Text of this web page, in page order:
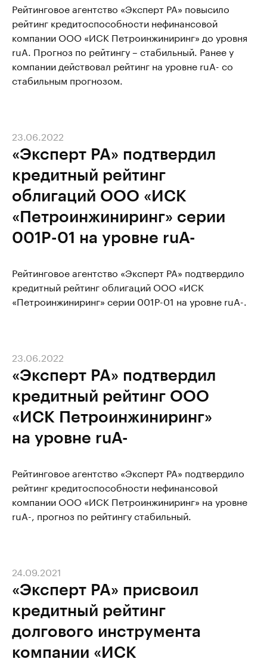
Рейтинговое агентство «Эксперт РА» повысило
рейтинг кредитоспособности нефинансовой
компании ООО «ИСК Петроинжиниринг» до уровня
ruA. Прогноз по рейтингу – стабильный. Ранее у
компании действовал рейтинг на уровне ruA- со
стабильным прогнозом.
«Эксперт РА» подтвердил
кредитный рейтинг
облигаций ООО «ИСК
«Петроинжиниринг» серии
001P-01 на уровне ruA-
23.06.2022
Рейтинговое агентство «Эксперт РА» подтвердило
кредитный рейтинг облигаций ООО «ИСК
«Петроинжиниринг» серии 001P-01 на уровне ruA-.
«Эксперт РА» подтвердил
кредитный рейтинг ООО
«ИСК Петроинжиниринг»
на уровне ruA-
23.06.2022
Рейтинговое агентство «Эксперт РА» подтвердило
рейтинг кредитоспособности нефинансовой
компании ООО «ИСК Петроинжиниринг» на уровне
ruA-, прогноз по рейтингу стабильный.
«Эксперт РА» присвоил
кредитный рейтинг
долгового инструмента
компании «ИСК
24.09.2021